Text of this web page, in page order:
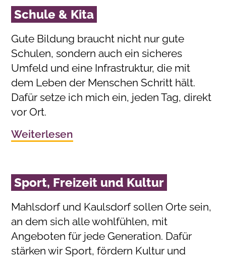
Schule & Kita
Gute Bildung braucht nicht nur gute
Schulen, sondern auch ein sicheres
Umfeld und eine Infrastruktur, die mit
dem Leben der Menschen Schritt hält.
Dafür setze ich mich ein, jeden Tag, direkt
vor Ort.
Weiterlesen
Sport, Freizeit und Kultur
Mahlsdorf und Kaulsdorf sollen Orte sein,
an dem sich alle wohlfühlen, mit
Angeboten für jede Generation. Dafür
stärken wir Sport, fördern Kultur und